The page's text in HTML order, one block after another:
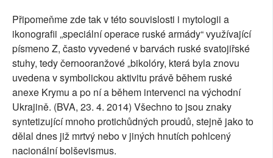
Připomeňme zde tak v této souvislosti i mytologii a
ikonografii „speciální operace ruské armády“ využívající
písmeno Z, často vyvedené v barvách ruské svatojiřské
stuhy, tedy černooranžové „bikolóry, která byla znovu
uvedena v symbolickou aktivitu právě během ruské
anexe Krymu a po ní a během intervenci na východní
Ukrajině. (BVA, 23. 4. 2014) Všechno to jsou znaky
syntetizující mnoho protichůdných proudů, stejně jako to
dělal dnes již mrtvý nebo v jiných hnutích pohlcený
nacionální bolševismus.